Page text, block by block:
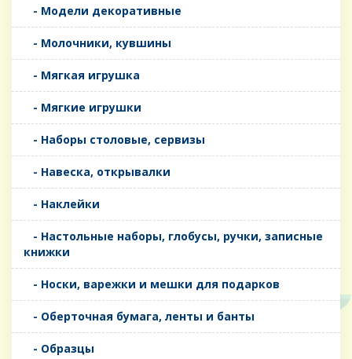
- Модели декоративные
- Молочники, кувшины
- Мягкая игрушка
- Мягкие игрушки
- Наборы столовые, сервизы
- Навеска, открывалки
- Наклейки
- Настольные наборы, глобусы, ручки, записные
книжки
- Носки, варежки и мешки для подарков
- Оберточная бумага, ленты и банты
- Образцы